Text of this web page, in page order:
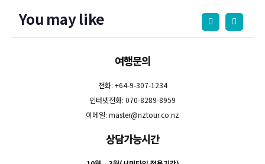
You may like
여행문의
전화: +64-9-307-1234
인터넷전화: 070-8289-8959
이메일: master@nztour.co.nz
상담가능시간